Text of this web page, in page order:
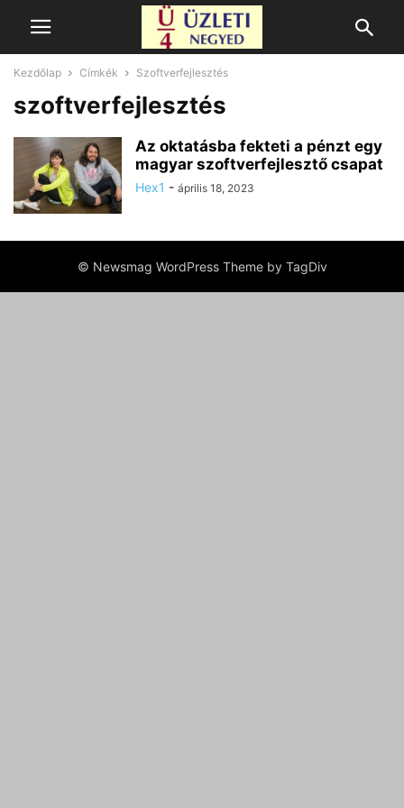
Kezdőlap Címkék Szoftverfejlesztés
szoftverfejlesztés
Az oktatásba fekteti a pénzt egy
magyar szoftverfejlesztő csapat
Hex1 - április 18, 2023
© Newsmag WordPress Theme by TagDiv